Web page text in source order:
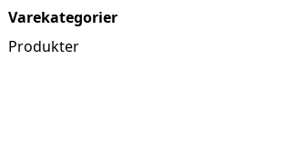
Varekategorier
Produkter